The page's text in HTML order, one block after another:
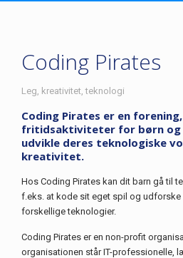
Coding Pirates
Leg, kreativitet, teknologi
Coding Pirates er en
fritidsaktiviteter for børn og
udvikle deres teknologiske
kreativitet.
Hos Coding Pirates kan dit barn gå til
f.eks. at kode sit eget spil og udforske
forskellige teknologier.
Coding Pirates er en non-profit
organisationen står IT-professionelle,